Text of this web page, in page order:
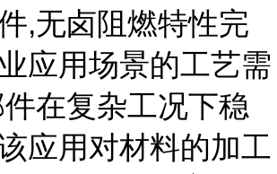
,无卤阻燃特性完
应用场景的工艺需
在复杂工况下稳
应用对材料的加工